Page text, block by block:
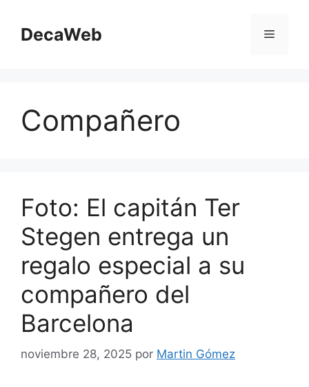
contenido
DecaWeb Menú
Compañero
Foto: El capitán Ter
Stegen entrega un
regalo especial a su
compañero del
Barcelona
noviembre 28, 2025 por Martin Gómez